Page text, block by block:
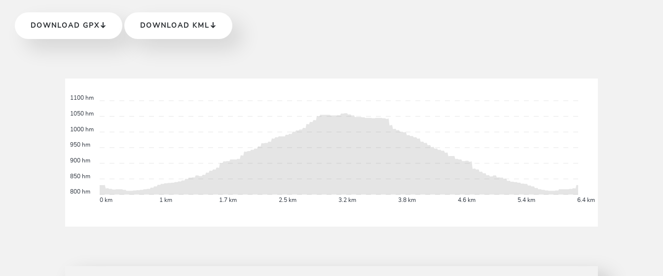
DOWNLOAD GPX DOWNLOAD KML
0 km 1 km 1.7 km 2.5 km 3.2 km 3.8 km 4.6 km 5.4 km 6.4 km
800 hm
850 hm
900 hm
950 hm
1000 hm
1050 hm
1100 hm